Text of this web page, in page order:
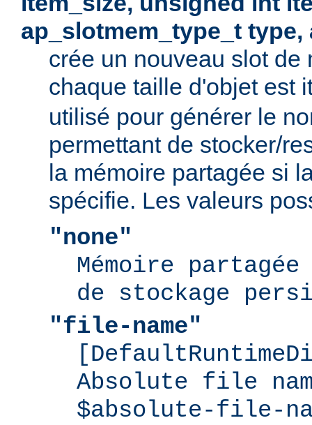
ap_slotmem_type_t
crée un nouveau slot de
chaque taille d'objet est
utilisé pour générer le
permettant de stocker/
la mémoire partagée si
spécifie. Les valeurs
"none"
Mémoire
de stockage
"file-name"
Absolute file
$absolute-file-